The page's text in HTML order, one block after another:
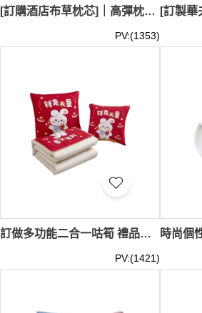
[訂購酒店布草枕芯]｜高彈枕芯｜磨毛酒店枕芯供應商 香港中文大學新亞書院 訂購酒店床品報價｜阻燃枕芯 45*70cm SKBD032
PV:(1353)
訂做多功能二合一咕筍 禮品抱枕 訂製LOGO 咕筍40*40CM 攤開後100*150CM SKBD030
PV:(1421)